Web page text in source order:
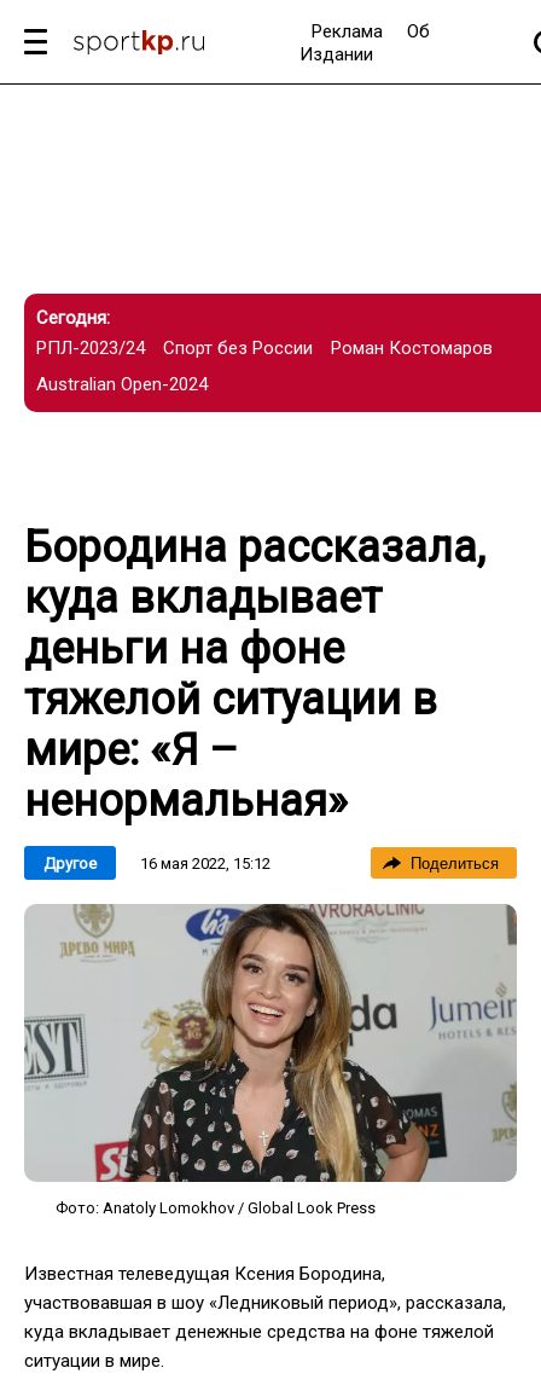
Реклама
Об
Издании
Сегодня:
РПЛ-2023/24
Спорт без России
Роман Костомаров
Australian Open-2024
Бородина рассказала,
куда вкладывает
деньги на фоне
тяжелой ситуации в
мире: «Я –
ненормальная»
Другое 16 мая 2022, 15:12 Поделиться
Фото: Anatoly Lomokhov / Global Look Press
Известная телеведущая Ксения Бородина,
участвовавшая в шоу «Ледниковый период», рассказала,
куда вкладывает денежные средства на фоне тяжелой
ситуации в мире.